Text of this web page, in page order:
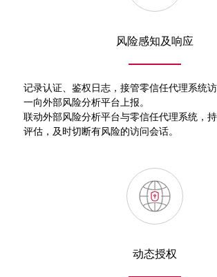
风险感知及响应
记录认证、鉴权日志，接管零信任代理系统
一向外部风险分析平台上报。
联动外部风险分析平台与零信任代理系统，
评估，及时切断有风险的访问会话。
动态授权